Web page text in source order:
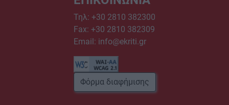
Τηλ: +30 2810 382300
Fax: +30 2810 382309
Email: info@ekriti.gr
Φόρμα διαφήμισης